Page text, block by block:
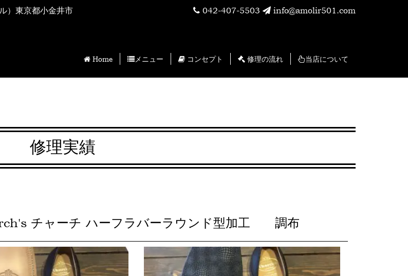
）東京都小金井市 042-407-5503 info@amolir501.com
Home メニュー コンセプト 修理の流れ 当店について
修理実績
チャーチ ハーフラバーラウンド型加工 調布